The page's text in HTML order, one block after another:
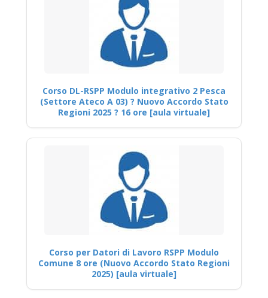
Corso DL-RSPP Modulo integrativo 2 Pesca
(Settore Ateco A 03) ? Nuovo Accordo Stato
Regioni 2025 ? 16 ore [aula virtuale]
Corso per Datori di Lavoro RSPP Modulo
Comune 8 ore (Nuovo Accordo Stato Regioni
2025) [aula virtuale]